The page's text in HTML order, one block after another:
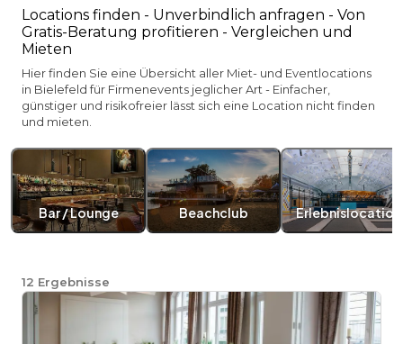
Locations finden - Unverbindlich anfragen - Von
Gratis-Beratung profitieren - Vergleichen und
Mieten
Hier finden Sie eine Übersicht aller Miet- und Eventlocations
in Bielefeld für Firmenevents jeglicher Art - Einfacher,
günstiger und risikofreier lässt sich eine Location nicht finden
und mieten.
Bar / Lounge Beachclub Erlebnislocation
12 Ergebnisse